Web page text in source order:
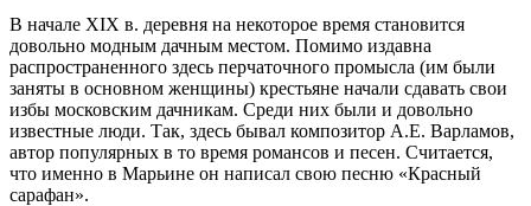
В начале XIX в. деревня на некоторое время становится
довольно модным дачным местом. Помимо издавна
распространенного здесь перчаточного промысла (им были
заняты в основном женщины) крестьяне начали сдавать свои
избы московским дачникам. Среди них были и довольно
известные люди. Так, здесь бывал композитор А.Е. Варламов,
автор популярных в то время романсов и песен. Считается,
что именно в Марьине он написал свою песню «Красный
сарафан».